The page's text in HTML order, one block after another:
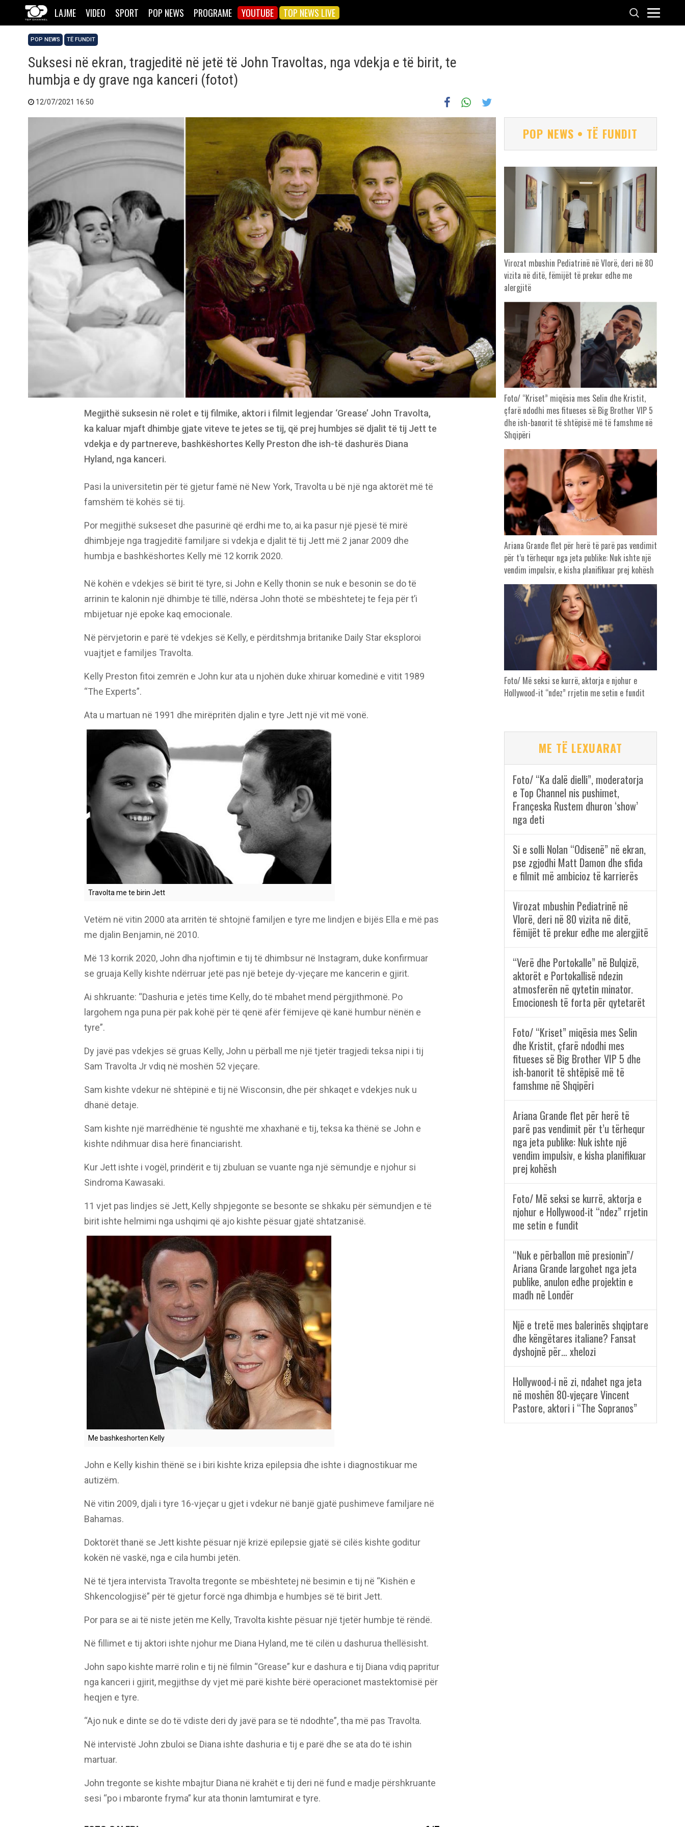
LAJME VIDEO SPORT POP NEWS PROGRAME YOUTUBE TOP NEWS LIVE
POP NEWS TË FUNDIT
Suksesi në ekran, tragjeditë në jetë të John Travoltas, nga vdekja e të birit, te
humbja e dy grave nga kanceri (fotot)
12/07/2021 16:50
Megjithë suksesin në rolet e tij filmike, aktori i filmit legjendar ‘Grease’ John Travolta,
ka kaluar mjaft dhimbje gjate viteve te jetes se tij, që prej humbjes së djalit të tij Jett te
vdekja e dy partnereve, bashkëshortes Kelly Preston dhe ish-të dashurës Diana
Hyland, nga kanceri.
Pasi la universitetin për të gjetur famë në New York, Travolta u bë një nga aktorët më të
famshëm të kohës së tij.
Por megjithë sukseset dhe pasurinë që erdhi me to, ai ka pasur një pjesë të mirë
dhimbjeje nga tragjeditë familjare si vdekja e djalit të tij Jett më 2 janar 2009 dhe
humbja e bashkëshortes Kelly më 12 korrik 2020.
Në kohën e vdekjes së birit të tyre, si John e Kelly thonin se nuk e besonin se do të
arrinin te kalonin një dhimbje të tillë, ndërsa John thotë se mbështetej te feja për t’i
mbijetuar një epoke kaq emocionale.
Në përvjetorin e parë të vdekjes së Kelly, e përditshmja britanike Daily Star eksploroi
vuajtjet e familjes Travolta.
Kelly Preston fitoi zemrën e John kur ata u njohën duke xhiruar komedinë e vitit 1989
“The Experts”.
Ata u martuan në 1991 dhe mirëpritën djalin e tyre Jett një vit më vonë.
Travolta me te birin Jett
Vetëm në vitin 2000 ata arritën të shtojnë familjen e tyre me lindjen e bijës Ella e më pas
me djalin Benjamin, në 2010.
Më 13 korrik 2020, John dha njoftimin e tij të dhimbsur në Instagram, duke konfirmuar
se gruaja Kelly kishte ndërruar jetë pas një beteje dy-vjeçare me kancerin e gjirit.
Ai shkruante: “Dashuria e jetës time Kelly, do të mbahet mend përgjithmonë. Po
largohem nga puna për pak kohë për të qenë afër fëmijeve që kanë humbur nënën e
tyre”.
Dy javë pas vdekjes së gruas Kelly, John u përball me një tjetër tragjedi teksa nipi i tij
Sam Travolta Jr vdiq në moshën 52 vjeçare.
Sam kishte vdekur në shtëpinë e tij në Wisconsin, dhe për shkaqet e vdekjes nuk u
dhanë detaje.
Sam kishte një marrëdhënie të ngushtë me xhaxhanë e tij, teksa ka thënë se John e
kishte ndihmuar disa herë financiarisht.
Kur Jett ishte i vogël, prindërit e tij zbuluan se vuante nga një sëmundje e njohur si
Sindroma Kawasaki.
11 vjet pas lindjes së Jett, Kelly shpjegonte se besonte se shkaku për sëmundjen e të
birit ishte helmimi nga ushqimi që ajo kishte pësuar gjatë shtatzanisë.
Me bashkeshorten Kelly
John e Kelly kishin thënë se i biri kishte kriza epilepsia dhe ishte i diagnostikuar me
autizëm.
Në vitin 2009, djali i tyre 16-vjeçar u gjet i vdekur në banjë gjatë pushimeve familjare në
Bahamas.
Doktorët thanë se Jett kishte pësuar një krizë epilepsie gjatë së cilës kishte goditur
kokën në vaskë, nga e cila humbi jetën.
Në të tjera intervista Travolta tregonte se mbështetej në besimin e tij në “Kishën e
Shkencologjisë” për të gjetur forcë nga dhimbja e humbjes së të birit Jett.
Por para se ai të niste jetën me Kelly, Travolta kishte pësuar një tjetër humbje të rëndë.
Në fillimet e tij aktori ishte njohur me Diana Hyland, me të cilën u dashurua thellësisht.
John sapo kishte marrë rolin e tij në filmin “Grease” kur e dashura e tij Diana vdiq papritur
nga kanceri i gjirit, megjithse dy vjet më parë kishte bërë operacionet mastektomisë për
heqjen e tyre.
“Ajo nuk e dinte se do të vdiste deri dy javë para se të ndodhte”, tha më pas Travolta.
Në intervistë John zbuloi se Diana ishte dashuria e tij e parë dhe se ata do të ishin
martuar.
John tregonte se kishte mbajtur Diana në krahët e tij deri në fund e madje përshkruante
sesi “po i mbaronte fryma” kur ata thonin lamtumirat e tyre.
POP NEWS • TË FUNDIT
Virozat mbushin Pediatrinë në Vlorë, deri në 80
vizita në ditë, fëmijët të prekur edhe me
alergjitë
Foto/ “Kriset” miqësia mes Selin dhe Kristit,
çfarë ndodhi mes fitueses së Big Brother VIP 5
dhe ish-banorit të shtëpisë më të famshme në
Shqipëri
Ariana Grande flet për herë të parë pas vendimit
për t’u tërhequr nga jeta publike: Nuk ishte një
vendim impulsiv, e kisha planifikuar prej kohësh
Foto/ Më seksi se kurrë, aktorja e njohur e
Hollywood-it “ndez” rrjetin me setin e fundit
ME TË LEXUARAT
Foto/ “Ka dalë dielli”, moderatorja
e Top Channel nis pushimet,
Françeska Rustem dhuron ‘show’
nga deti
Si e solli Nolan “Odisenë” në ekran,
pse zgjodhi Matt Damon dhe sfida
e filmit më ambicioz të karrierës
Virozat mbushin Pediatrinë në
Vlorë, deri në 80 vizita në ditë,
fëmijët të prekur edhe me alergjitë
“Verë dhe Portokalle” në Bulqizë,
aktorët e Portokallisë ndezin
atmosferën në qytetin minator.
Emocionesh të forta për qytetarët
Foto/ “Kriset” miqësia mes Selin
dhe Kristit, çfarë ndodhi mes
fitueses së Big Brother VIP 5 dhe
ish-banorit të shtëpisë më të
famshme në Shqipëri
Ariana Grande flet për herë të
parë pas vendimit për t’u tërhequr
nga jeta publike: Nuk ishte një
vendim impulsiv, e kisha planifikuar
prej kohësh
Foto/ Më seksi se kurrë, aktorja e
njohur e Hollywood-it “ndez” rrjetin
me setin e fundit
“Nuk e përballon më presionin”/
Ariana Grande largohet nga jeta
publike, anulon edhe projektin e
madh në Londër
Një e tretë mes balerinës shqiptare
dhe këngëtares italiane? Fansat
dyshojnë për… xhelozi
Hollywood-i në zi, ndahet nga jeta
në moshën 80-vjeçare Vincent
Pastore, aktori i “The Sopranos”